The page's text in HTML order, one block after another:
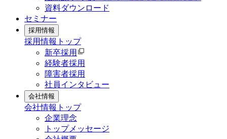
資料ダウンロード
セミナー
採用情報
採用情報 トップ
新卒採用
経験者採用
障害者採用
社員インタビュー
会社情報
会社情報 トップ
企業理念
トップメッセージ